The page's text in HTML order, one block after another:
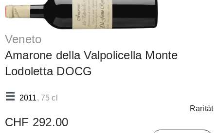
Veneto
Amarone della Valpolicella Monte
Lodoletta DOCG
2011, 75 cl
Rarität
CHF 292.00